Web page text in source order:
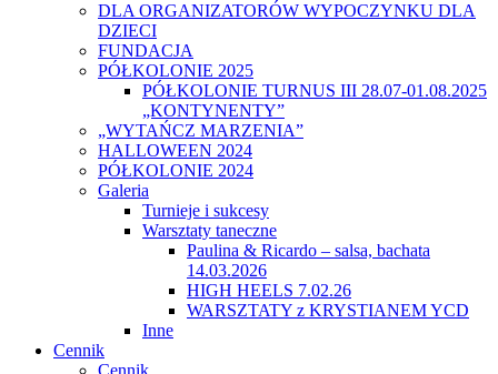
DLA ORGANIZATORÓW WYPOCZYNKU DLA
DZIECI
FUNDACJA
PÓŁKOLONIE 2025
PÓŁKOLONIE TURNUS III 28.07-01.08.2025
„KONTYNENTY”
„WYTAŃCZ MARZENIA”
HALLOWEEN 2024
PÓŁKOLONIE 2024
Galeria
Turnieje i sukcesy
Warsztaty taneczne
Paulina & Ricardo – salsa, bachata
14.03.2026
HIGH HEELS 7.02.26
WARSZTATY z KRYSTIANEM YCD
Inne
Cennik